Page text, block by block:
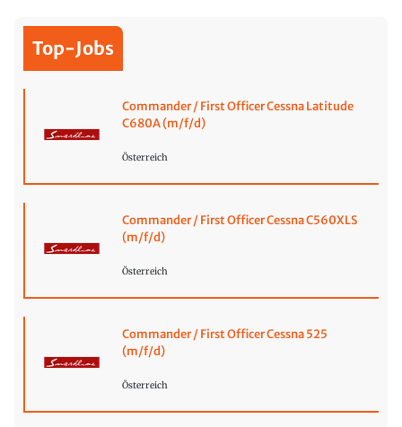
Top-Jobs
Commander / First Officer Cessna Latitude
C680A (m/f/d)
Österreich
Commander / First Officer Cessna C560XLS
(m/f/d)
Österreich
Commander / First Officer Cessna 525
(m/f/d)
Österreich